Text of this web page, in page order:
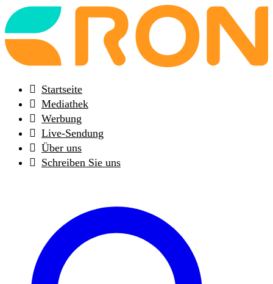
Back
to
frontpage
Startseite
Mediathek
Werbung
Live-Sendung
Über uns
Schreiben Sie uns